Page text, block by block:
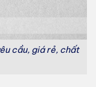
cầu, giá rẻ, chất